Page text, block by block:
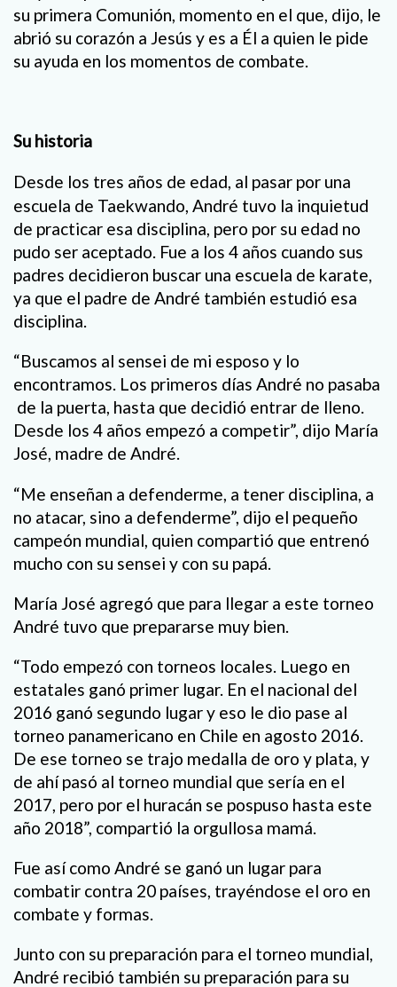
su primera Comunión, momento en el que, dijo, le
abrió su corazón a Jesús y es a Él a quien le pide
su ayuda en los momentos de combate.
Su historia
Desde los tres años de edad, al pasar por una
escuela de Taekwando, André tuvo la inquietud
de practicar esa disciplina, pero por su edad no
pudo ser aceptado. Fue a los 4 años cuando sus
padres decidieron buscar una escuela de karate,
ya que el padre de André también estudió esa
disciplina.
“Buscamos al sensei de mi esposo y lo
encontramos. Los primeros días André no pasaba
de la puerta, hasta que decidió entrar de lleno.
Desde los 4 años empezó a competir”, dijo María
José, madre de André.
“Me enseñan a defenderme, a tener disciplina, a
no atacar, sino a defenderme”, dijo el pequeño
campeón mundial, quien compartió que entrenó
mucho con su sensei y con su papá.
María José agregó que para llegar a este torneo
André tuvo que prepararse muy bien.
“Todo empezó con torneos locales. Luego en
estatales ganó primer lugar. En el nacional del
2016 ganó segundo lugar y eso le dio pase al
torneo panamericano en Chile en agosto 2016.
De ese torneo se trajo medalla de oro y plata, y
de ahí pasó al torneo mundial que sería en el
2017, pero por el huracán se pospuso hasta este
año 2018”, compartió la orgullosa mamá.
Fue así como André se ganó un lugar para
combatir contra 20 países, trayéndose el oro en
combate y formas.
Junto con su preparación para el torneo mundial,
André recibió también su preparación para su